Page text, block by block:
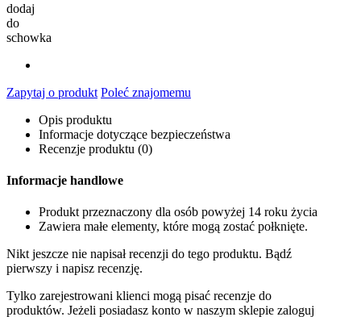
dodaj
do
schowka
Zapytaj o produkt Poleć znajomemu
Opis produktu
Informacje dotyczące bezpieczeństwa
Recenzje produktu (0)
Informacje handlowe
Produkt przeznaczony dla osób powyżej 14 roku życia
Zawiera małe elementy, które mogą zostać połknięte.
Nikt jeszcze nie napisał recenzji do tego produktu. Bądź
pierwszy i napisz recenzję.
Tylko zarejestrowani klienci mogą pisać recenzje do
produktów. Jeżeli posiadasz konto w naszym sklepie zaloguj